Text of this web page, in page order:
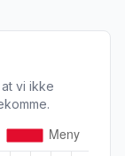
vi ikke